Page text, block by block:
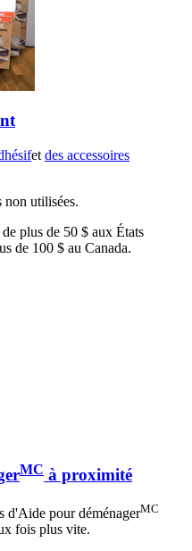
et des accessoires
non utilisées.
plus de 50 $ aux États
de 100 $ au Canada.
MC à proximité
d'Aide pour déménagerMC
fois plus vite.